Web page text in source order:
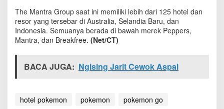
l
u
n
c
k
The Mantra Group saat ini memiliki lebih dari 125 hotel dan
resor yang tersebar di Australia, Selandia Baru, dan
Indonesia. Semuanya berada di bawah merek Peppers,
Mantra, dan Breakfree. (Net/CT)
BACA JUGA: Ngising Jarit Cewok Aspal
hotel pokemon pokemon pokemon go